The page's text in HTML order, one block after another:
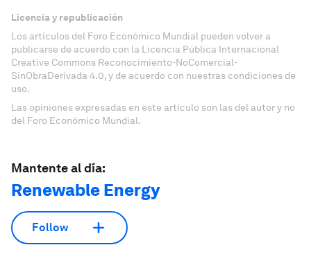
Licencia y republicación
Los artículos del Foro Económico Mundial pueden volver a
publicarse de acuerdo con la Licencia Pública Internacional
Creative Commons Reconocimiento-NoComercial-
SinObraDerivada 4.0, y de acuerdo con nuestras condiciones de
uso.
Las opiniones expresadas en este artículo son las del autor y no
del Foro Económico Mundial.
Mantente al día:
Renewable Energy
Follow